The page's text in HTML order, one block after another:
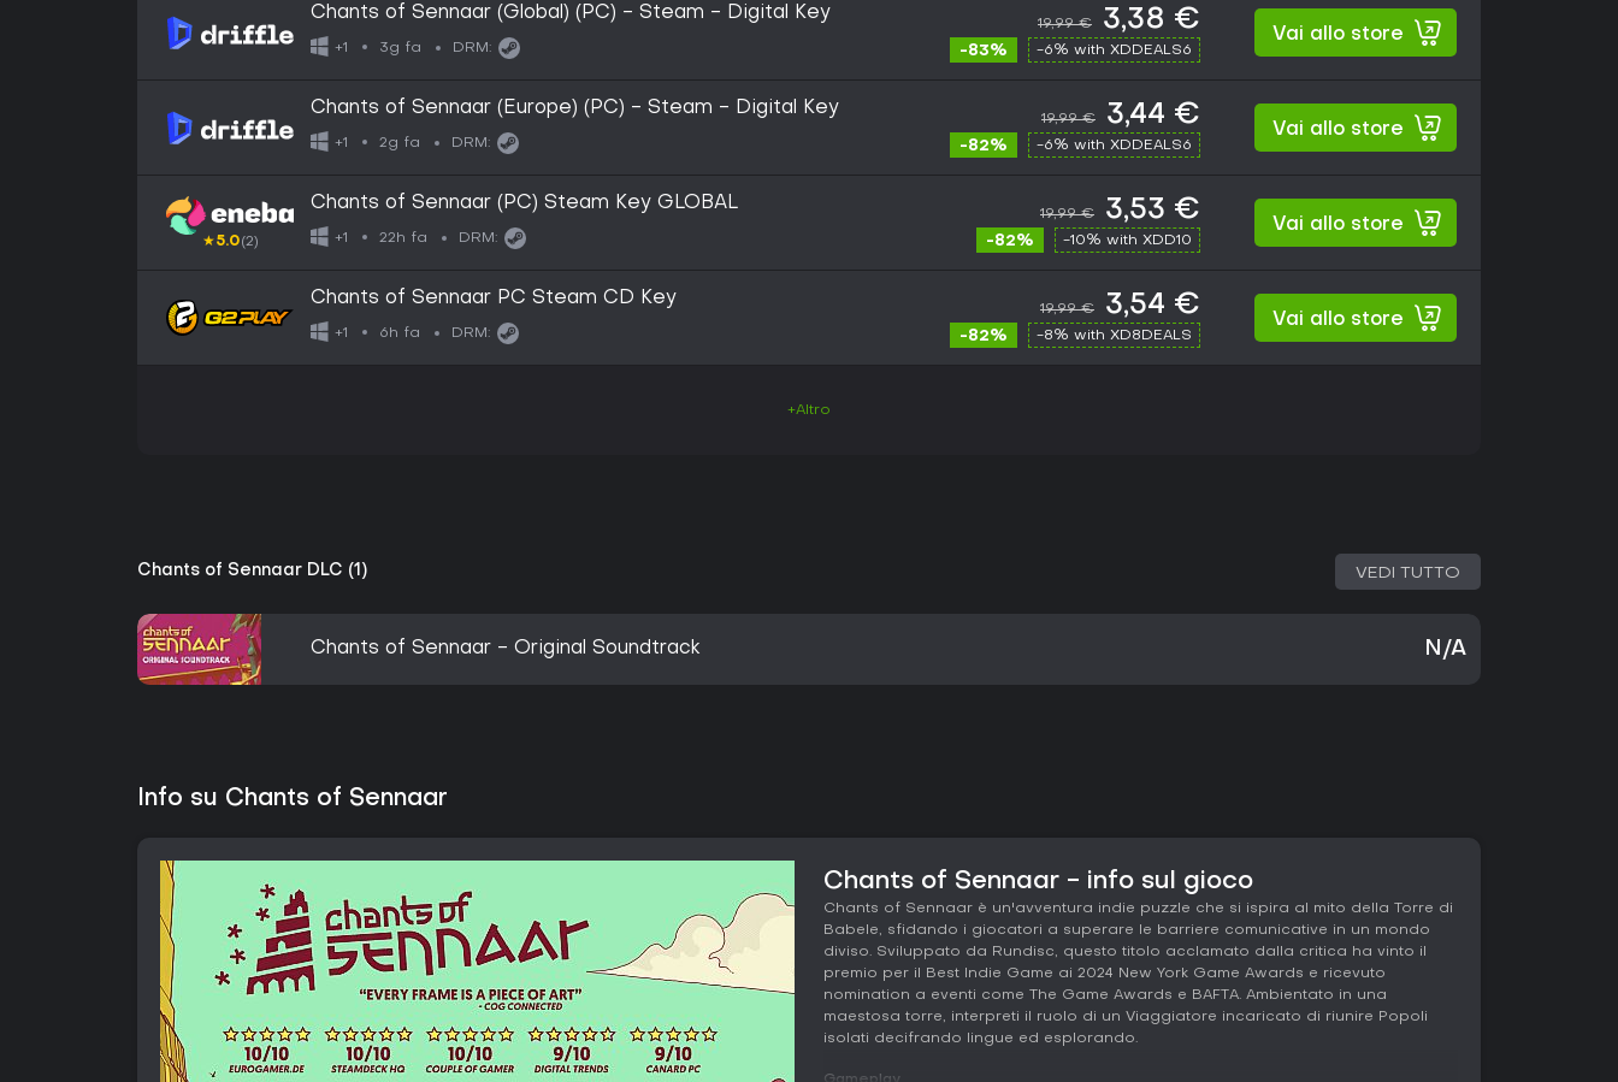
Chants of Sennaar (Global) (PC) - Steam - Digital Key
+1 3g fa DRM:
19,99 € 3,38 €
-83% -6% with XDDEALS6
Vai allo store
Chants of Sennaar (Europe) (PC) - Steam - Digital Key
+1 2g fa DRM:
19,99 € 3,44 €
-82% -6% with XDDEALS6
Vai allo store
★5.0(2)
Chants of Sennaar (PC) Steam Key GLOBAL
+1 22h fa DRM:
19,99 € 3,53 €
-82% -10% with XDD10
Vai allo store
Chants of Sennaar PC Steam CD Key
+1 6h fa DRM:
19,99 € 3,54 €
-82% -8% with XD8DEALS
Vai allo store
+Altro
Chants of Sennaar DLC (1) VEDI TUTTO
Chants of Sennaar - Original Soundtrack N/A
Info su Chants of Sennaar
Chants of Sennaar - info sul gioco
Chants of Sennaar è un'avventura indie puzzle che si ispira al mito della Torre di
Babele, sfidando i giocatori a superare le barriere comunicative in un mondo
diviso. Sviluppato da Rundisc, questo titolo acclamato dalla critica ha vinto il
premio per il Best Indie Game ai 2024 New York Game Awards e ricevuto
nomination a eventi come The Game Awards e BAFTA. Ambientato in una
maestosa torre, interpreti il ruolo di un Viaggiatore incaricato di riunire Popoli
isolati decifrando lingue ed esplorando.